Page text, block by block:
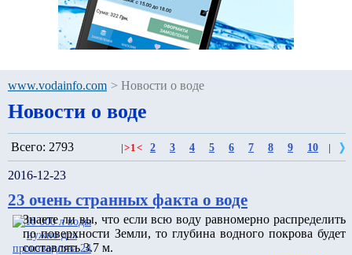
www.vodainfo.com > Новости о воде
Новости о воде
Всего: 2793 >1< 2 3 4 5 6 7 8 9 10
2016-12-23
23 очень странных факта о воде
Знаете ли вы, что если всю воду равномерно распределить
по поверхности Земли, то глубина водного покрова будет
составлять 3.7 м.